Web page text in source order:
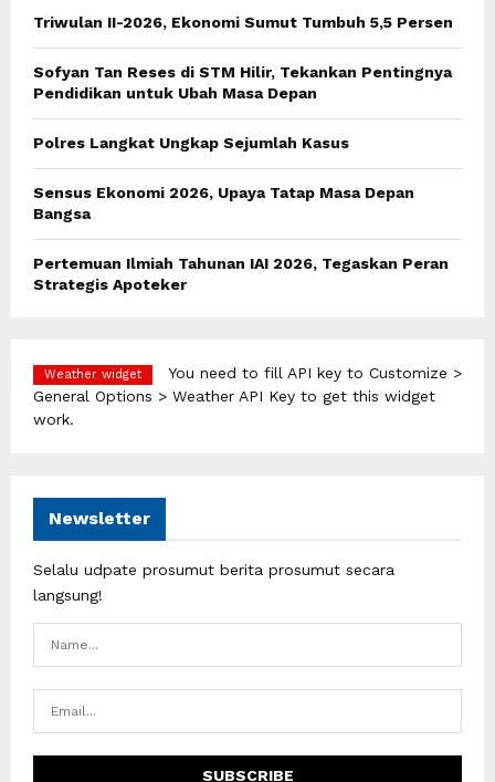
r
C
H
Triwulan II-2026, Ekonomi Sumut Tumbuh 5,5 Persen
Sofyan Tan Reses di STM Hilir, Tekankan Pentingnya
Pendidikan untuk Ubah Masa Depan
Polres Langkat Ungkap Sejumlah Kasus
Sensus Ekonomi 2026, Upaya Tatap Masa Depan
Bangsa
Pertemuan Ilmiah Tahunan IAI 2026, Tegaskan Peran
Strategis Apoteker
Weather widget
You need to fill API key to Customize >
General Options > Weather API Key to get this widget
work.
Newsletter
Selalu udpate prosumut berita prosumut secara
langsung!